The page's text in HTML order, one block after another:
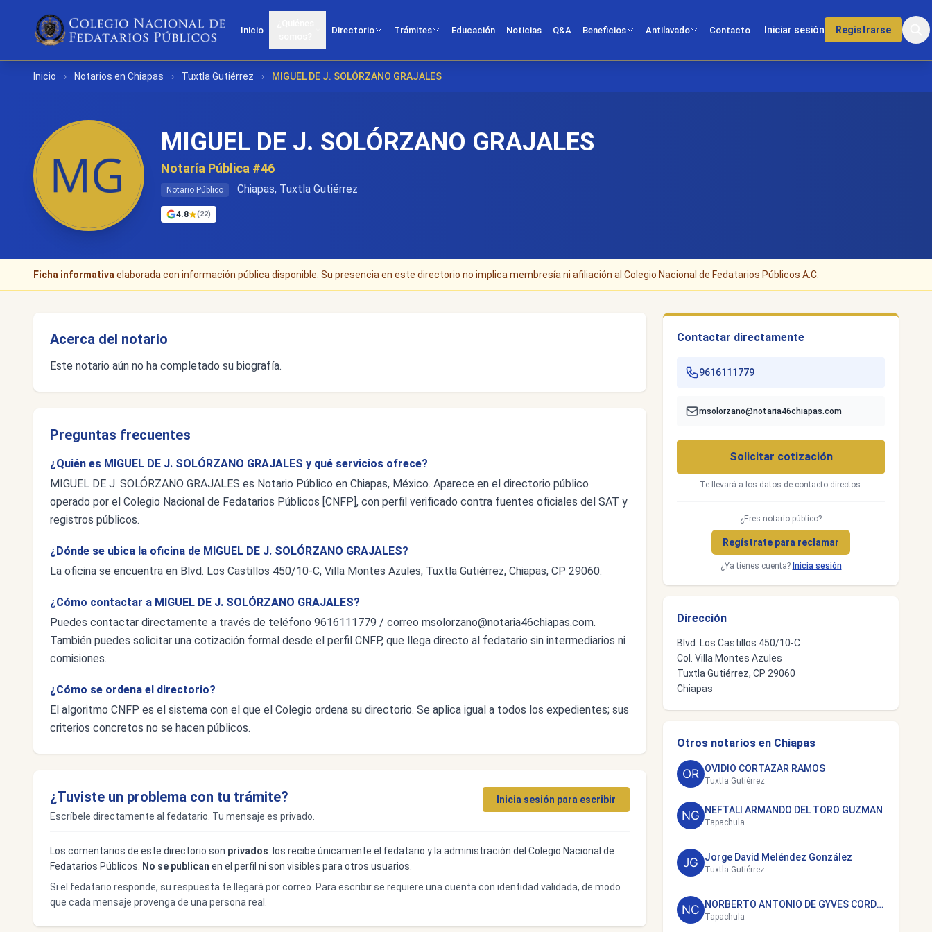
Inicio Directorio Trámites Educación Noticias Q&A Beneficios Antilavado Contacto Iniciar sesión Registrarse
Inicio › Notarios en Chiapas › Tuxtla Gutiérrez › MIGUEL DE J. SOLÓRZANO GRAJALES
MIGUEL DE J. SOLÓRZANO GRAJALES
Notaría Pública #46
Notario Público Chiapas, Tuxtla Gutiérrez
4.8 (22)
Ficha informativa elaborada con información pública disponible. Su presencia en este directorio no implica membresía ni afiliación al Colegio Nacional de Fedatarios Públicos A.C.
Acerca del notario
Este notario aún no ha completado su biografía.
Preguntas frecuentes
¿Quién es MIGUEL DE J. SOLÓRZANO GRAJALES y qué servicios ofrece?
MIGUEL DE J. SOLÓRZANO GRAJALES es Notario Público en Chiapas, México. Aparece en el directorio público
operado por el Colegio Nacional de Fedatarios Públicos [CNFP], con perfil verificado contra fuentes oficiales del SAT y
registros públicos.
¿Dónde se ubica la oficina de MIGUEL DE J. SOLÓRZANO GRAJALES?
La oficina se encuentra en Blvd. Los Castillos 450/10-C, Villa Montes Azules, Tuxtla Gutiérrez, Chiapas, CP 29060.
¿Cómo contactar a MIGUEL DE J. SOLÓRZANO GRAJALES?
Puedes contactar directamente a través de teléfono 9616111779 / correo msolorzano@notaria46chiapas.com.
También puedes solicitar una cotización formal desde el perfil CNFP, que llega directo al fedatario sin intermediarios ni
comisiones.
¿Cómo se ordena el directorio?
El algoritmo CNFP es el sistema con el que el Colegio ordena su directorio. Se aplica igual a todos los expedientes; sus
criterios concretos no se hacen públicos.
¿Tuviste un problema con tu trámite?
Escríbele directamente al fedatario. Tu mensaje es privado.
Inicia sesión para escribir
Los comentarios de este directorio son privados: los recibe únicamente el fedatario y la administración del Colegio Nacional de
Fedatarios Públicos.
No se publican en el perfil ni son visibles para otros usuarios.
Si el fedatario responde, su respuesta te llegará por correo. Para escribir se requiere una cuenta con identidad validada, de modo
que cada mensaje provenga de una persona real.
Contactar directamente
9616111779
msolorzano@notaria46chiapas.com
Solicitar cotización
Te llevará a los datos de contacto directos.
¿Eres notario público?
Regístrate para reclamar
¿Ya tienes cuenta? Inicia sesión
Dirección
Blvd. Los Castillos 450/10-C
Col. Villa Montes Azules
Tuxtla Gutiérrez, CP 29060
Chiapas
Otros notarios en Chiapas
OVIDIO CORTAZAR RAMOS
Tuxtla Gutiérrez
NEFTALI ARMANDO DEL TORO GUZMAN
Tapachula
Jorge David Meléndez González
Tuxtla Gutiérrez
NORBERTO ANTONIO DE GYVES CORDOVA
Tapachula